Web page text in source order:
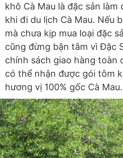
khô Cà Mau là đặc sản
khi đi du lịch Cà Mau. Nếu
mà chưa kịp mua loại đặc
cũng đừng bận tâm vì Đặc
chính sách giao hàng toàn
có thể nhận được gói tôm
hương vị 100% gốc Cà Mau.